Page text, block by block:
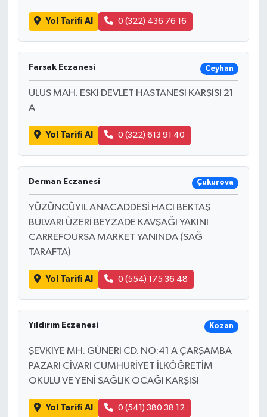
Yol Tarifi Al 0 (322) 436 76 16
Farsak Eczanesi Ceyhan
ULUS MAH. ESKİ DEVLET HASTANESİ KARŞISI 21
A
Yol Tarifi Al 0 (322) 613 91 40
Derman Eczanesi Çukurova
YÜZÜNCÜYIL ANACADDESİ HACI BEKTAŞ
BULVARI ÜZERİ BEYZADE KAVŞAĞI YAKINI
CARREFOURSA MARKET YANINDA (SAĞ
TARAFTA)
Yol Tarifi Al 0 (554) 175 36 48
Yıldırım Eczanesi Kozan
ŞEVKİYE MH. GÜNERİ CD. NO:41 A ÇARŞAMBA
PAZARI CİVARI CUMHURİYET İLKÖĞRETİM
OKULU VE YENİ SAĞLIK OCAĞI KARŞISI
Yol Tarifi Al 0 (541) 380 38 12